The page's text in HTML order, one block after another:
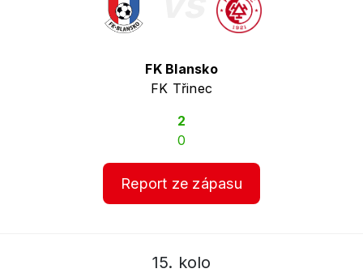
FK Blansko
FK Třinec
2
0
Report ze zápasu
15. kolo